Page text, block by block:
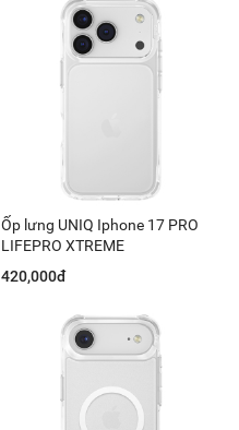
Ốp lưng UNIQ Iphone 17 PRO
LIFEPRO XTREME
420,000đ